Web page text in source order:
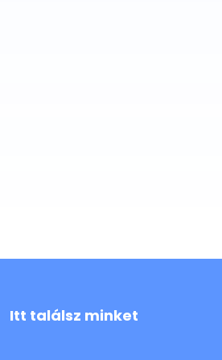
Itt találsz minket